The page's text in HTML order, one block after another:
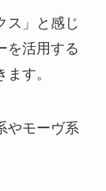
ス」と感じ
を活用する
す。
やモーヴ系